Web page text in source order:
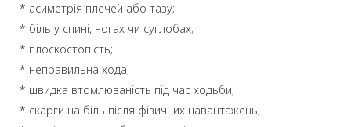
* асиметрія плечей або тазу;
* біль у спині, ногах чи суглобах;
* плоскостопість;
* неправильна хода;
* швидка втомлюваність під час ходьби;
* скарги на біль після фізичних навантажень;